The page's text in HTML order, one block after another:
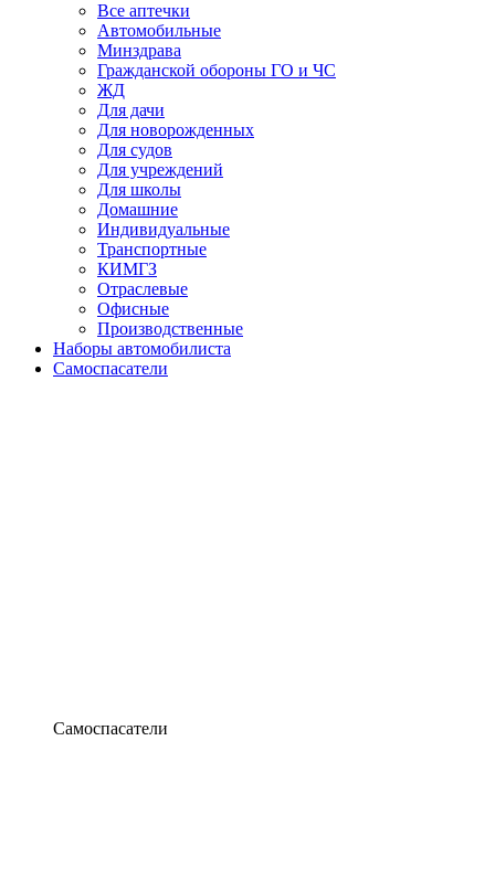
Все аптечки
Автомобильные
Минздрава
Гражданской обороны ГО и ЧС
ЖД
Для дачи
Для новорожденных
Для судов
Для учреждений
Для школы
Домашние
Индивидуальные
Транспортные
КИМГЗ
Отраслевые
Офисные
Производственные
Наборы автомобилиста
Самоспасатели
Самоспасатели